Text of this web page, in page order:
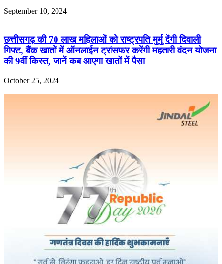
September 10, 2024
छत्तीसगढ़ की 70 लाख महिलाओं को राष्ट्रपति मुर्मु देंगी दिवाली
गिफ्ट, बैंक खातों में ऑनलाईन ट्रांसफर करेंगी महतारी वंदन योजना
की 9वीं किस्त, जानें कब आएगा खातों में पैसा
October 25, 2024